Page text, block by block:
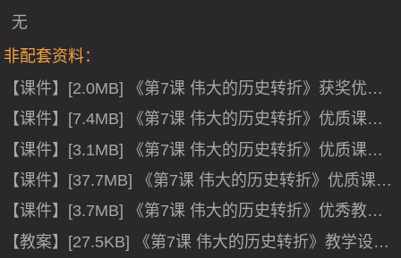
无
非配套资料：
【课件】[2.0MB] 《第7课 伟大的历史转折》获奖优秀
PPT课件下载(江苏省县级优课).ppt
【课件】[7.4MB] 《第7课 伟大的历史转折》优质课PP
T课件下载(安徽省县级优课).ppt
【课件】[3.1MB] 《第7课 伟大的历史转折》优质课优
秀PPT课件(安徽省县级优课).ppt
【课件】[37.7MB] 《第7课 伟大的历史转折》优质课优
质课PPT课件下载(甘肃省县级优课).ppt
【课件】[3.7MB] 《第7课 伟大的历史转折》优秀教学
课件下载(安徽省市级优课).ppt
【教案】[27.5KB] 《第7课 伟大的历史转折》教学设计